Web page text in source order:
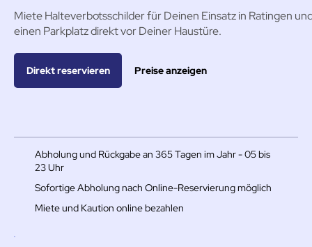
Miete Halteverbotsschilder für Deinen Einsatz in Ratingen
einen Parkplatz direkt vor Deiner Haustüre.
Direkt reservieren Preise anzeigen
Abholung und Rückgabe an 365 Tagen im Jahr - 05 bis
23 Uhr
Sofortige Abholung nach Online-Reservierung möglich
Miete und Kaution online bezahlen